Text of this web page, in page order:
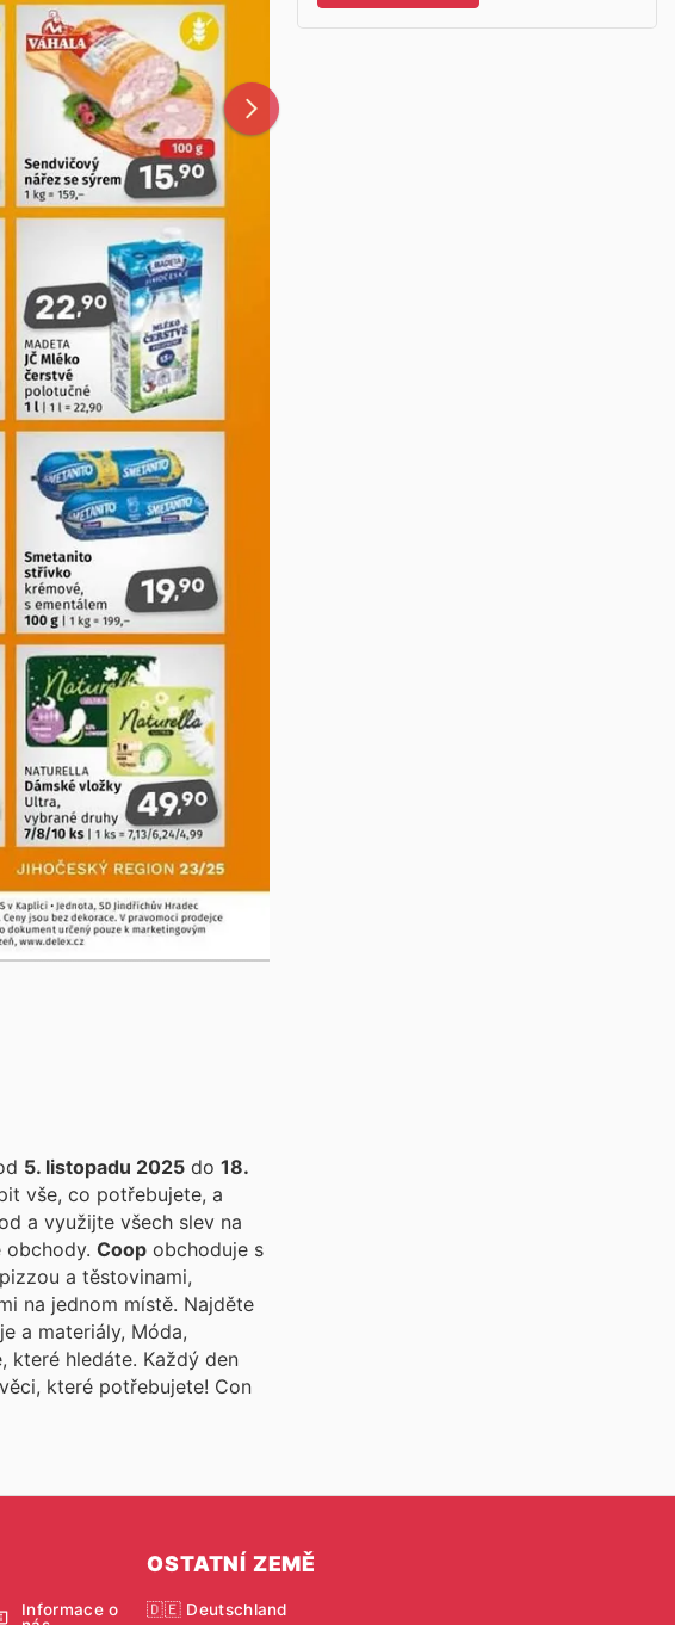
5. listopadu 2025 do 18.
vše, co potřebujete, a
a využijte všech slev na
obchody. Coop obchoduje s
a těstovinami,
na jednom místě. Najděte
a materiály, Móda,
které hledáte. Každý den
které potřebujete! Con
Informace o
OSTATNÍ ZEMĚ
🇩🇪 Deutschland